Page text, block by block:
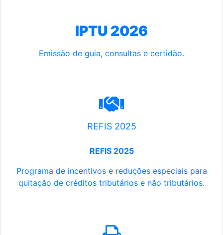
IPTU 2026
Emissão de guia, consultas e certidão.
REFIS 2025
REFIS 2025
Programa de incentivos e reduções especiais para
quitação de créditos tributários e não tributários.